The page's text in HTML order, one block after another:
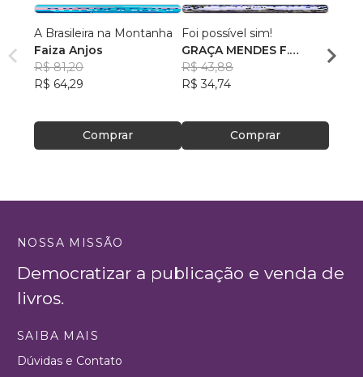
A Brasileira na Montanha
Faiza Anjos
R$ 81,20
R$ 64,29
Comprar
Foi possível sim!
GRAÇA MENDES F.
BASTOS
R$ 43,88
R$ 34,74
Comprar
Ana
R$
NOSSA MISSÃO
Democratizar a publicação e venda de
livros.
SAIBA MAIS
Dúvidas e Contato